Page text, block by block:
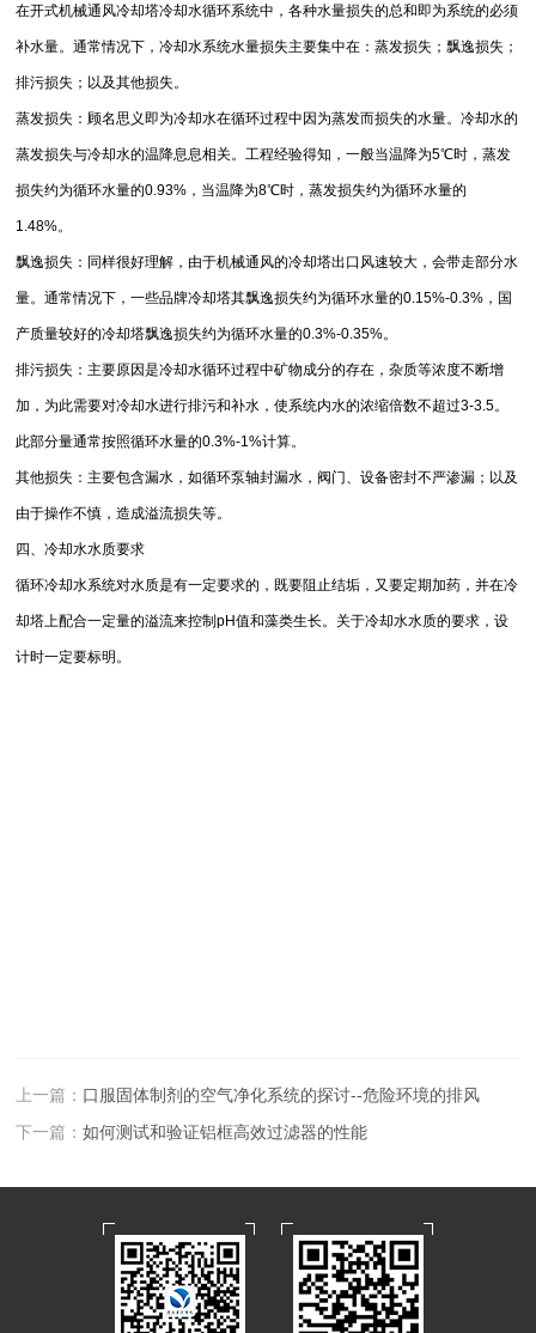
在开式机械通风冷却塔冷却水循环系统中，各种水量损失的总和即为系统的必须
补水量。通常情况下，冷却水系统水量损失主要集中在：蒸发损失；飘逸损失；
排污损失；以及其他损失。
蒸发损失：顾名思义即为冷却水在循环过程中因为蒸发而损失的水量。冷却水的
蒸发损失与冷却水的温降息息相关。工程经验得知，一般当温降为5℃时，蒸发
损失约为循环水量的0.93%，当温降为8℃时，蒸发损失约为循环水量的
1.48%。
飘逸损失：同样很好理解，由于机械通风的冷却塔出口风速较大，会带走部分水
量。通常情况下，一些品牌冷却塔其飘逸损失约为循环水量的0.15%-0.3%，国
产质量较好的冷却塔飘逸损失约为循环水量的0.3%-0.35%。
排污损失：主要原因是冷却水循环过程中矿物成分的存在，杂质等浓度不断增
加，为此需要对冷却水进行排污和补水，使系统内水的浓缩倍数不超过3-3.5。
此部分量通常按照循环水量的0.3%-1%计算。
其他损失：主要包含漏水，如循环泵轴封漏水，阀门、设备密封不严渗漏；以及
由于操作不慎，造成溢流损失等。
四、冷却水水质要求
循环冷却水系统对水质是有一定要求的，既要阻止结垢，又要定期加药，并在冷
却塔上配合一定量的溢流来控制pH值和藻类生长。关于冷却水水质的要求，设
计时一定要标明。
上一篇： 口服固体制剂的空气净化系统的探讨--危险环境的排风
下一篇：如何测试和验证铝框高效过滤器的性能